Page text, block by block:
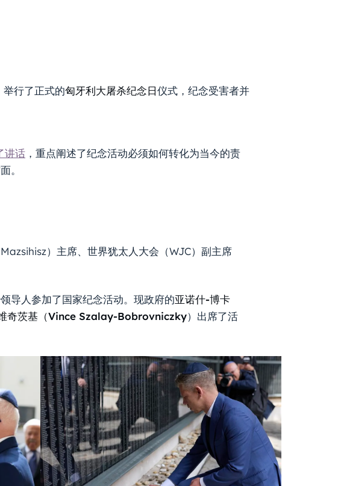
举行了正式的匈牙利大屠杀纪念日仪式，纪念受害者并
讲话 ，重点阐述了纪念活动必须如何转化为当今的责
。
）主席、世界犹太人大会（WJC）副主席
导人参加了国家纪念活动。现政府的亚诺什-博卡
奇茨基（Vince Szalay-Bobrovniczky）出席了活